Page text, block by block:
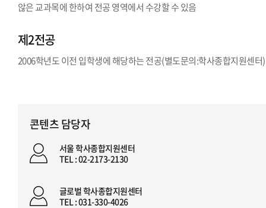
않은 교과목에 한하여 전공 영역에서 수강할 수 있음
제2전공
2006학년도 이전 입학생에 해당하는 전공(별도문의:학사종합지원센터)
콘텐츠 담당자
서울 학사종합지원센터
TEL : 02-2173-2130
글로벌 학사종합지원센터
TEL : 031-330-4026